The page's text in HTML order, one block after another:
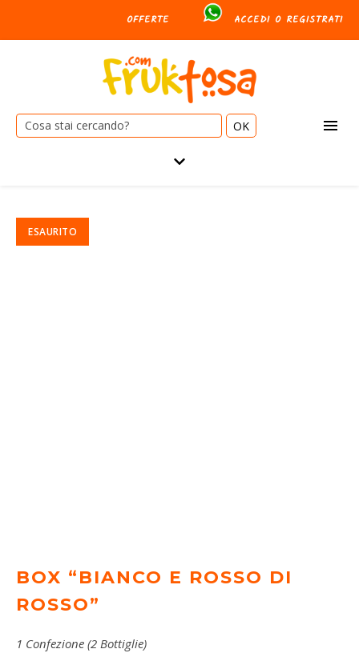
OFFERTE ACCEDI O REGISTRATI
Cerca:
In offerta!
BOX “BIANCO E ROSSO DI
ROSSO”
1 Confezione (2 Bottiglie)